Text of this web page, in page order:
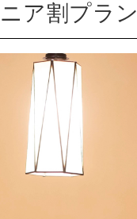
ア割プラン